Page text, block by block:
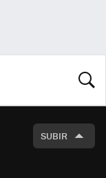
SUBIR